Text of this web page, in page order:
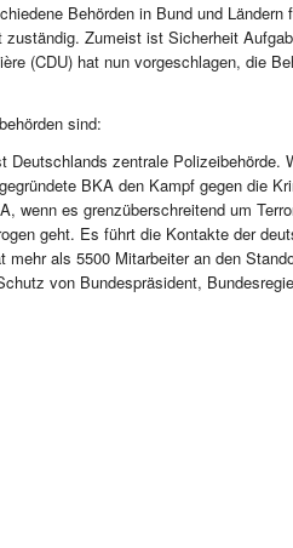
Behörden in Bund und Ländern
Zumeist ist Sicherheit
(CDU) hat nun vorgeschlagen, die
sind:
Deutschlands zentrale Polizeibehörde.
BKA den Kampf gegen die
wenn es grenzüberschreitend um
geht. Es führt die Kontakte der
mehr als 5500 Mitarbeiter an den
von Bundespräsident,